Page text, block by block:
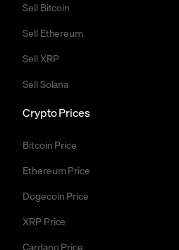
Sell Bitcoin
Sell Ethereum
Sell XRP
Sell Solana
Crypto Prices
Bitcoin Price
Ethereum Price
Dogecoin Price
XRP Price
Cardano Price